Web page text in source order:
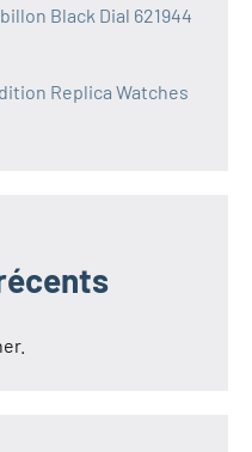
Black Dial 621944
Replica Watches